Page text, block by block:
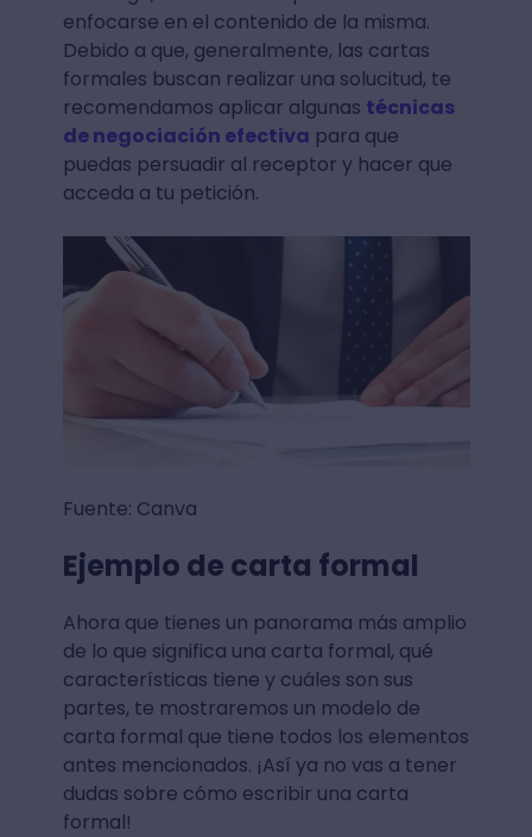
enfocarse en el contenido de la misma.
Debido a que, generalmente, las cartas
formales buscan realizar una solucitud, te
recomendamos aplicar algunas técnicas
de negociación efectiva para que
puedas persuadir al receptor y hacer que
acceda a tu petición.
Fuente: Canva
Ejemplo de carta formal
Ahora que tienes un panorama más amplio
de lo que significa una carta formal, qué
características tiene y cuáles son sus
partes, te mostraremos un modelo de
carta formal que tiene todos los elementos
antes mencionados. ¡Así ya no vas a tener
dudas sobre cómo escribir una carta
formal!